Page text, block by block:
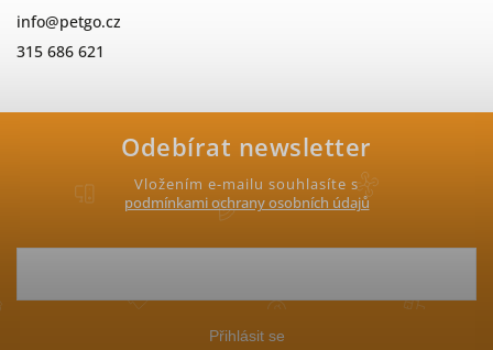
Odebírat newsletter
Vložením e-mailu souhlasíte s
podmínkami ochrany osobních údajů
Přihlásit se
info@petgo.cz
315 686 621